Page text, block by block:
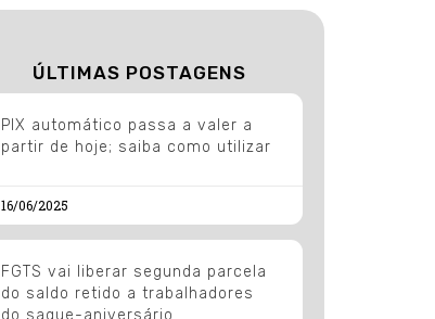
ÚLTIMAS POSTAGENS
PIX automático passa a valer a
partir de hoje; saiba como utilizar
16/06/2025
FGTS vai liberar segunda parcela
do saldo retido a trabalhadores